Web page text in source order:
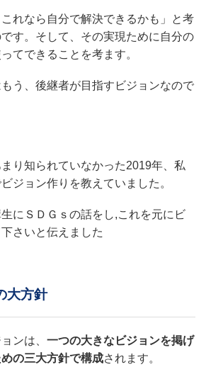
れなら自分で解決できるかも」と考
す。そして、その実現ために自分の
てできることを考ます。
う、後継者が目指すビジョンなので
り知られていなかった2019年、私
ジョン作りを教えていました。
にＳＤＧｓの話をし,これを元にビ
さいと伝えました
大方針
ンは、 一つの大きなビジョンを掲げ
の三大方針で構成されます。